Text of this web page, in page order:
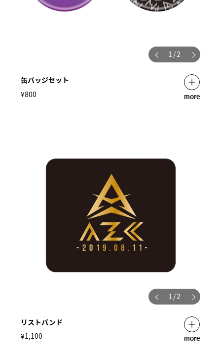
1 /2
缶バッジセット
¥800
more
1 /2
リストバンド
¥1,100
more